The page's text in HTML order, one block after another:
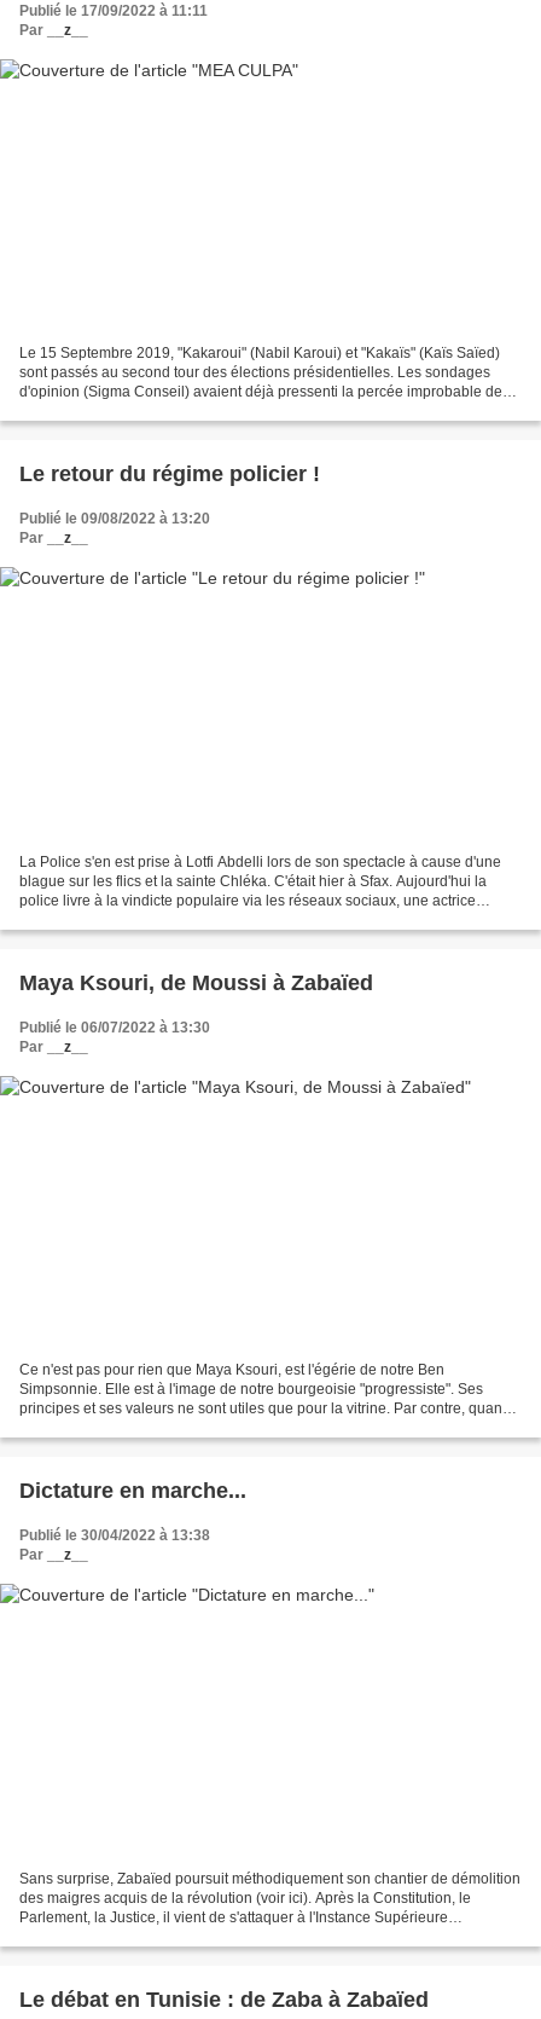
Publié le 17/09/2022 à 11:11
Par
__z__
Le 15 Septembre 2019, "Kakaroui" (Nabil Karoui) et "Kakaïs" (Kaïs Saïed)
sont passés au second tour des élections présidentielles. Les sondages
d'opinion (Sigma Conseil) avaient déjà pressenti la percée improbable de
Le retour du régime policier !
Publié le 09/08/2022 à 13:20
Par
__z__
La Police s'en est prise à Lotfi Abdelli lors de son spectacle à cause d'une
blague sur les flics et la sainte Chléka. C'était hier à Sfax. Aujourd'hui la
police livre à la vindicte populaire via les réseaux sociaux, une actrice
Maya Ksouri, de Moussi à Zabaïed
Publié le 06/07/2022 à 13:30
Par
__z__
Ce n'est pas pour rien que Maya Ksouri, est l'égérie de notre Ben
Simpsonnie. Elle est à l'image de notre bourgeoisie "progressiste". Ses
principes et ses valeurs ne sont utiles que pour la vitrine. Par contre, quand il
Dictature en marche...
Publié le 30/04/2022 à 13:38
Par
__z__
Sans surprise, Zabaïed poursuit méthodiquement son chantier de démolition
des maigres acquis de la révolution (voir ici). Après la Constitution, le
Parlement, la Justice, il vient de s'attaquer à l'Instance Supérieure
Le débat en Tunisie : de Zaba à Zabaïed